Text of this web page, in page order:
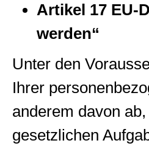
Artikel 17 EU-
werden“
Unter den
Ihrer
anderem davon
gesetzlichen